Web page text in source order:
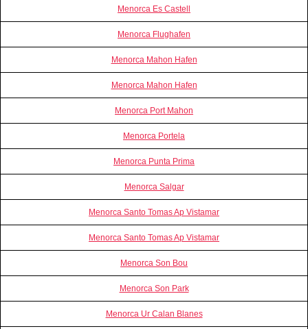
Menorca Es Castell
Menorca Flughafen
Menorca Mahon Hafen
Menorca Mahon Hafen
Menorca Port Mahon
Menorca Portela
Menorca Punta Prima
Menorca Salgar
Menorca Santo Tomas Ap Vistamar
Menorca Santo Tomas Ap Vistamar
Menorca Son Bou
Menorca Son Park
Menorca Ur Calan Blanes